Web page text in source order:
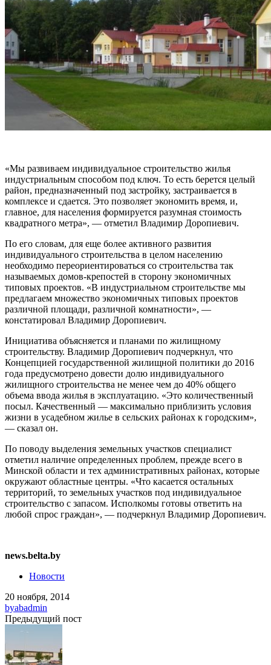
«Мы развиваем индивидуальное строительство жилья
индустриальным способом под ключ. То есть берется целый
район, предназначенный под застройку, застраивается в
комплексе и сдается. Это позволяет экономить время, и,
главное, для населения формируется разумная стоимость
квадратного метра», — отметил Владимир Доропиевич.
По его словам, для еще более активного развития
индивидуального строительства в целом населению
необходимо переориентироваться со строительства так
называемых домов-крепостей в сторону экономичных
типовых проектов. «В индустриальном строительстве мы
предлагаем множество экономичных типовых проектов
различной площади, различной комнатности», —
констатировал Владимир Доропиевич.
Инициатива объясняется и планами по жилищному
строительству. Владимир Доропиевич подчеркнул, что
Концепцией государственной жилищной политики до 2016
года предусмотрено довести долю индивидуального
жилищного строительства не менее чем до 40% общего
объема ввода жилья в эксплуатацию. «Это количественный
посыл. Качественный — максимально приблизить условия
жизни в усадебном жилье в сельских районах к городским»,
— сказал он.
По поводу выделения земельных участков специалист
отметил наличие определенных проблем, прежде всего в
Минской области и тех административных районах, которые
окружают областные центры. «Что касается остальных
территорий, то земельных участков под индивидуальное
строительство с запасом. Исполкомы готовы ответить на
любой спрос граждан», — подчеркнул Владимир Доропиевич.
news.belta.by
Новости
20 ноября, 2014
byabadmin
Предыдущий пост